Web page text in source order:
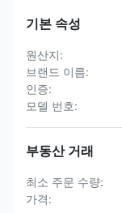
기본 속성
원산지:
브랜드 이름:
인증:
모델 번호:
부동산 거래
최소 주문 수량:
가격: